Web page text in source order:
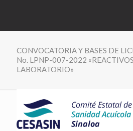
CONVOCATORIA Y BASES DE
No. LPNP-007-2022
LABORATORIO»